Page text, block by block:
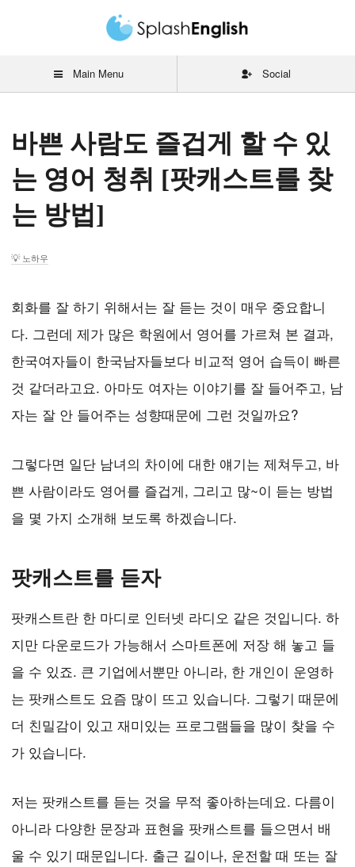
Main Menu Social
바쁜 사람도 즐겁게 할 수 있
는 영어 청취 [팟캐스트를 찾
는 방법]
노하우
회화를 잘 하기 위해서는 잘 듣는 것이 매우 중요합니
다. 그런데 제가 많은 학원에서 영어를 가르쳐 본 결과,
한국여자들이 한국남자들보다 비교적 영어 습득이 빠른
것 같더라고요. 아마도 여자는 이야기를 잘 들어주고, 남
자는 잘 안 들어주는 성향때문에 그런 것일까요?
그렇다면 일단 남녀의 차이에 대한 얘기는 제쳐두고, 바
쁜 사람이라도 영어를 즐겁게, 그리고 많~이 듣는 방법
을 몇 가지 소개해 보도록 하겠습니다.
팟캐스트를 듣자
팟캐스트란 한 마디로 인터넷 라디오 같은 것입니다. 하
지만 다운로드가 가능해서 스마트폰에 저장 해 놓고 들
을 수 있죠. 큰 기업에서뿐만 아니라, 한 개인이 운영하
는 팟캐스트도 요즘 많이 뜨고 있습니다. 그렇기 때문에
더 친밀감이 있고 재미있는 프로그램들을 많이 찾을 수
가 있습니다.
저는 팟캐스트를 듣는 것을 무적 좋아하는데요. 다름이
아니라 다양한 문장과 표현을 팟캐스트를 들으면서 배
울 수 있기 때문입니다. 출근 길이나, 운전할 때 또는 잘